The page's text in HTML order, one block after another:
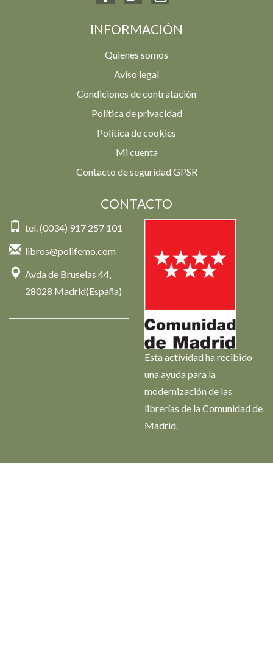
INFORMACIÓN
Quienes somos
Aviso legal
Condiciones de contratación
Política de privacidad
Política de cookies
Mi cuenta
Contacto de seguridad GPSR
CONTACTO
tel. (0034) 917 257 101
libros@polifemo.com
Avda de Bruselas 44,
28028 Madrid(España)
Esta actividad ha recibido
una ayuda para la
modernización de las
librerías de la Comunidad de
Madrid.